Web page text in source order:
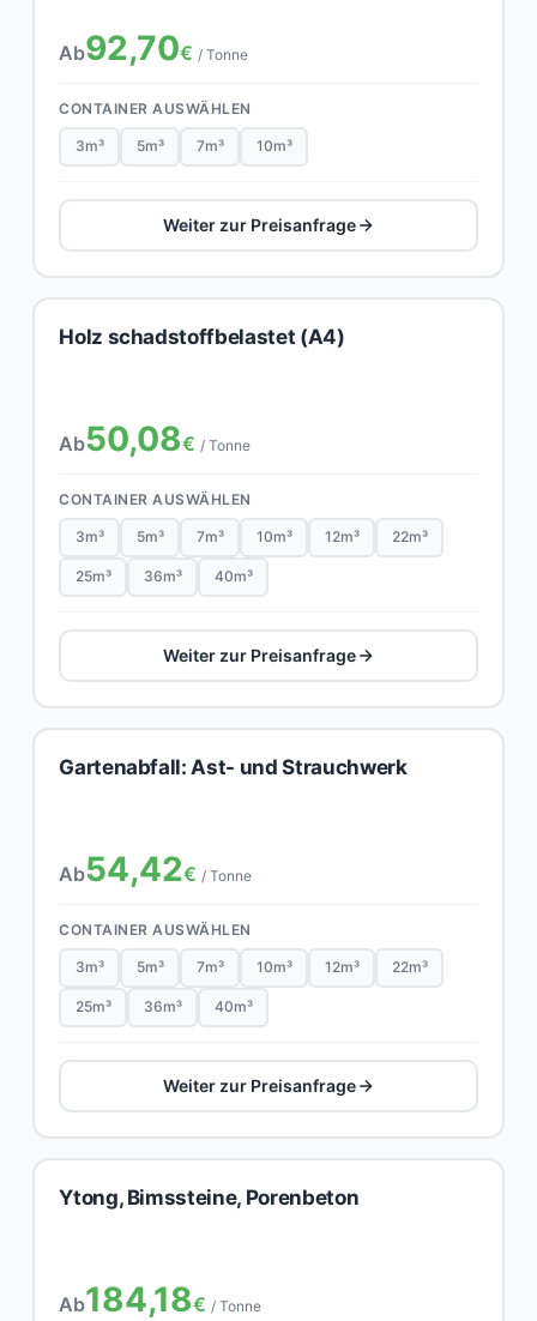
Ab92,70€ / Tonne
CONTAINER AUSWÄHLEN
3m³ 5m³ 7m³ 10m³
Weiter zur Preisanfrage
Holz schadstoffbelastet (A4)
Ab50,08€ / Tonne
CONTAINER AUSWÄHLEN
3m³ 5m³ 7m³ 10m³ 12m³ 22m³
25m³ 36m³ 40m³
Weiter zur Preisanfrage
Gartenabfall: Ast- und Strauchwerk
Ab54,42€ / Tonne
CONTAINER AUSWÄHLEN
3m³ 5m³ 7m³ 10m³ 12m³ 22m³
25m³ 36m³ 40m³
Weiter zur Preisanfrage
Ytong, Bimssteine, Porenbeton
Ab184,18€ / Tonne